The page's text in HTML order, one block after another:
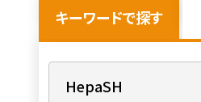
キーワードで探す